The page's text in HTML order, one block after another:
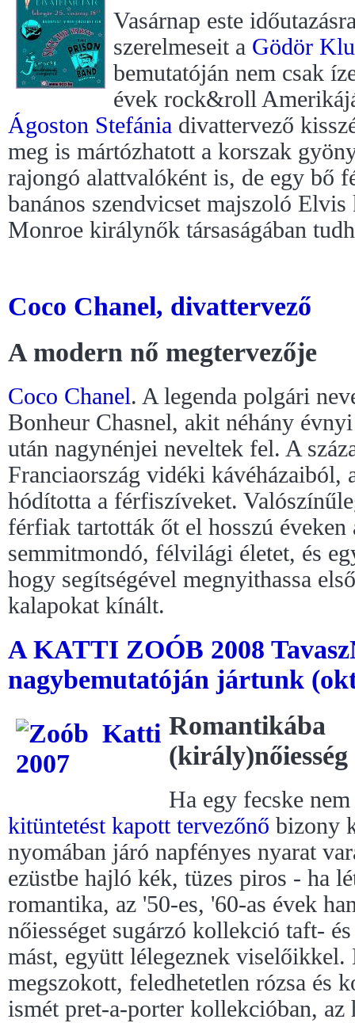
Vasárnap este
szerelmeseit a Gödör
bemutatóján nem csak
évek rock&roll
Ágoston Stefánia divattervező
meg is mártózhatott a korszak
rajongó alattvalóként is, de egy bő
banános szendvicset majszoló
Monroe királynők társaságában
Coco Chanel, divattervező
A modern nő megtervezője
Coco Chanel. A legenda polgári
Bonheur Chasnel, akit néhány
után nagynénjei neveltek fel. A
Franciaország vidéki kávéházaiból,
hódította a férfiszíveket.
férfiak tartották őt el hosszú éveken
semmitmondó, félvilági életet, és
hogy segítségével megnyithassa
kalapokat kínált.
A KATTI ZOÓB 2008
nagybemutatóján jártunk
(király)nőiesség
Ha egy fecske
kitüntetést kapott tervezőnő bizony
nyomában járó napfényes nyarat
ezüstbe hajló kék, tüzes piros - ha
romantika, az '50-es, '60-as évek
nőiességet sugárzó kollekció taft-
mást, együtt lélegeznek
megszokott, feledhetetlen rózsa és
ismét pret-a-porter kollekcióban, az